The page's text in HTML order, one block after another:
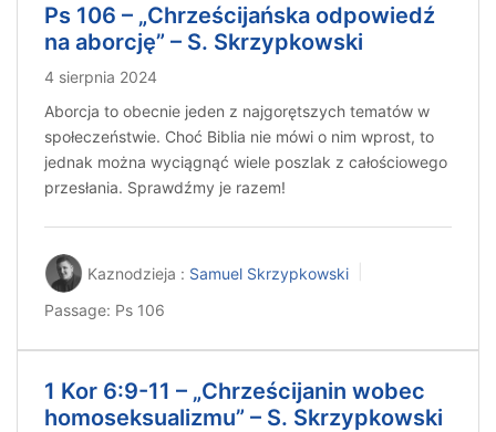
Ps 106 – „Chrześcijańska odpowiedź
na aborcję” – S. Skrzypkowski
4 sierpnia 2024
Aborcja to obecnie jeden z najgorętszych tematów w
społeczeństwie. Choć Biblia nie mówi o nim wprost, to
jednak można wyciągnąć wiele poszlak z całościowego
przesłania. Sprawdźmy je razem!
Kaznodzieja : Samuel Skrzypkowski
Passage: Ps 106
1 Kor 6:9-11 – „Chrześcijanin wobec
homoseksualizmu” – S. Skrzypkowski